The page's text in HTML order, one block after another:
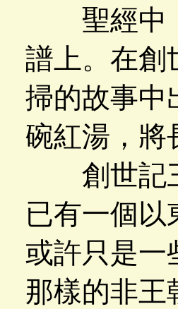
聖經中，
譜上。在創
掃的故事中
碗紅湯，將
創世記三
已有一個以
或許只是一
那樣的非王